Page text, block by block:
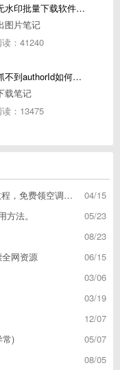
小红书笔记图片视频无水印批量下载软件使用教程
图片笔记
读：41240
小红书批量下载软件抓不到authorId如何解决
载笔记
读：13475
04/15
冰箱，附下载地址
05/23
法。
08/23
06/15
网资源
03/06
03/19
12/07
05/07
常)
08/05